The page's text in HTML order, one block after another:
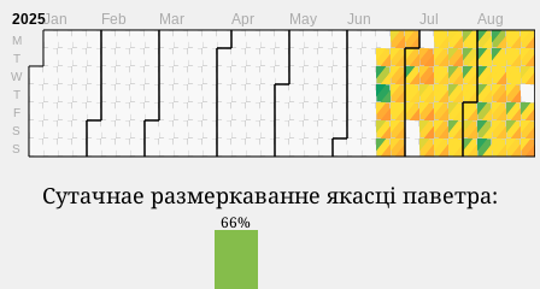
2025
M
T
W
T
F
S
S
Jan Feb Mar Apr May Jun Jul Aug
Сутачнае размеркаванне якасці паветра:
66%